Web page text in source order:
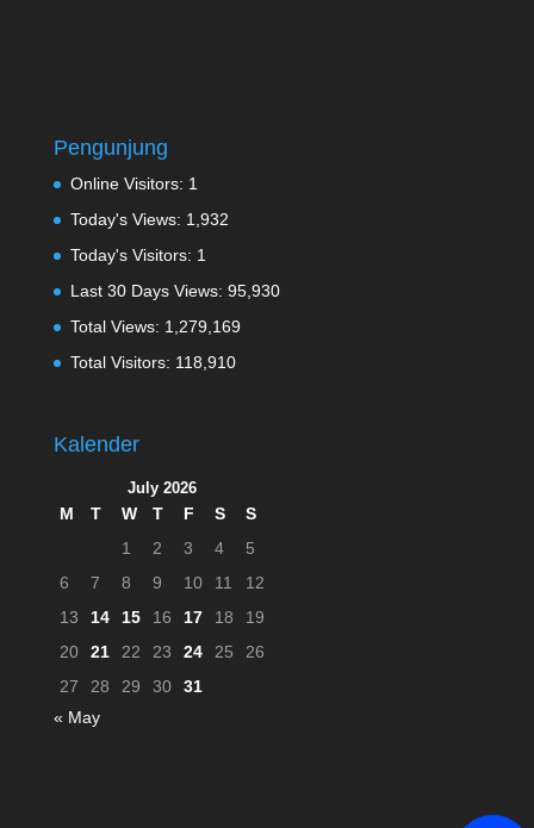
Pengunjung
Online Visitors: 1
Today's Views: 1,932
Today's Visitors: 1
Last 30 Days Views: 95,930
Total Views: 1,279,169
Total Visitors: 118,910
Kalender
July 2026
M T W T F S
S
1
2 3 4
5
6
7 8 9 10 11
12
13
14 15 16 17 18
19
20
21 22 23 24 25
26
27
28 29 30
31
« May